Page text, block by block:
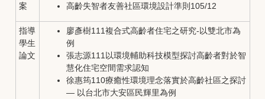
案
高齡失智者友善社區環境設計準則105/12
指導
學生
論文
廖彥樹111複合式高齡者住宅之研究-以雙北市為
例
張志源111以環境輔助科技模型探討高齡者對於智
慧化住宅空間需求認知
徐惠筠110療癒性環境理念落實於高齡社區之探討
— 以台北市大安區民輝里為例